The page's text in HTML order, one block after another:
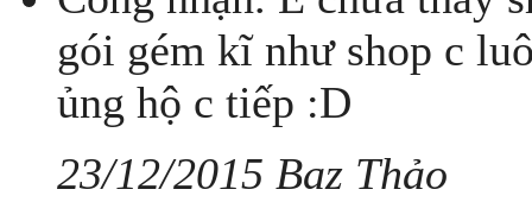
gói gém kĩ như shop c
ủng hộ c tiếp :D
23/12/2015 Baz Thảo